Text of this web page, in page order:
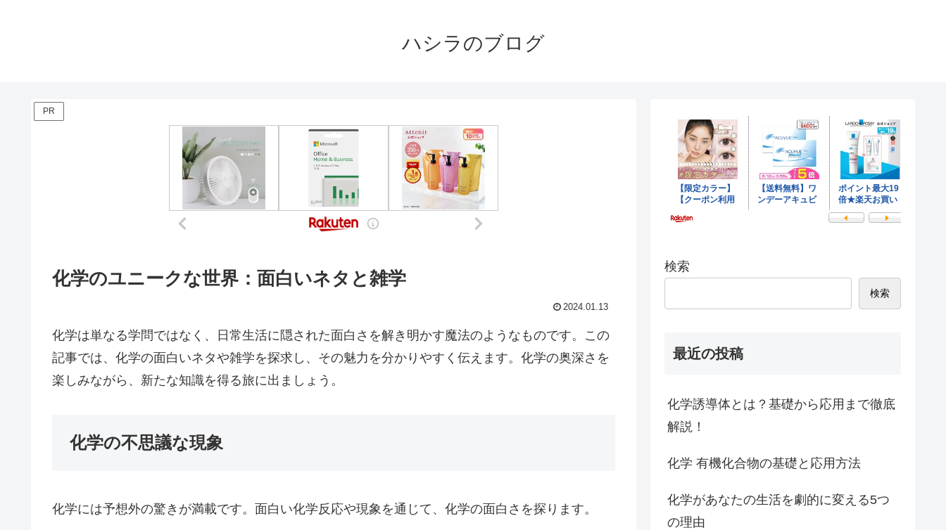
ハシラのブログ
PR
化学のユニークな世界：面白いネタと雑学
2024.01.13
化学は単なる学問ではなく、日常生活に隠された面白さを解き明かす魔法のようなものです。この
記事では、化学の面白いネタや雑学を探求し、その魅力を分かりやすく伝えます。化学の奥深さを
楽しみながら、新たな知識を得る旅に出ましょう。
化学の不思議な現象
化学には予想外の驚きが満載です。面白い化学反応や現象を通じて、化学の面白さを探ります。
検索
検索
最近の投稿
化学誘導体とは？基礎から応用まで徹底
解説！
化学 有機化合物の基礎と応用方法
化学があなたの生活を劇的に変える5つ
の理由